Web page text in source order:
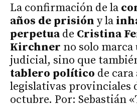
La confirmación de la
años de prisión y la
perpetuade Cristina
Kirchner no solo
judicial, sino que
tablero político de cara
legislativas provinciales
octubre. Por: Sebastián